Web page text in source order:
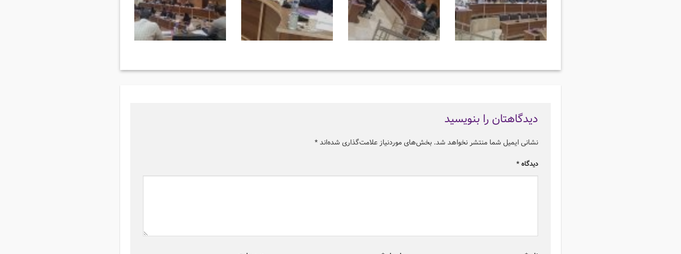
دیدگاهتان را بنویسید
نشانی ایمیل شما منتشر نخواهد شد. بخش‌های موردنیاز علامت‌گذاری شده‌اند*
دیدگاه *